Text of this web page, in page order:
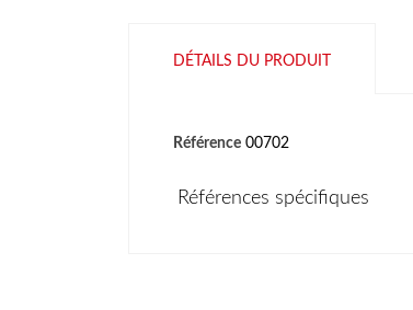
DÉTAILS DU PRODUIT
Référence 00702
Références spécifiques